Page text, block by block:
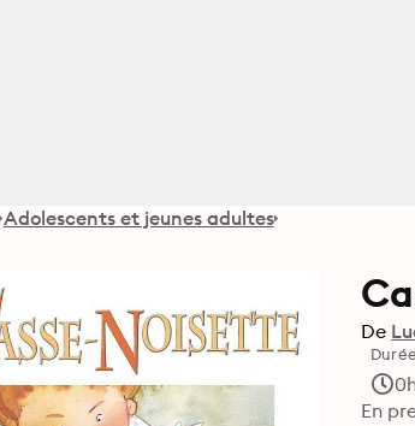
Adolescents et jeunes adultes
De
Durée
En